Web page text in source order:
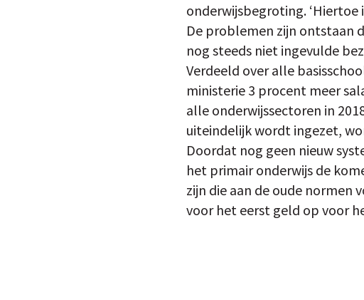
onderwijsbegroting.
De problemen zijn ontstaan
nog steeds niet ingevulde
Verdeeld over alle
ministerie 3 procent meer
alle onderwijssectoren in
uiteindelijk wordt ingezet,
Doordat nog geen nieuw
het primair onderwijs de
zijn die aan de oude
voor het eerst geld op voor